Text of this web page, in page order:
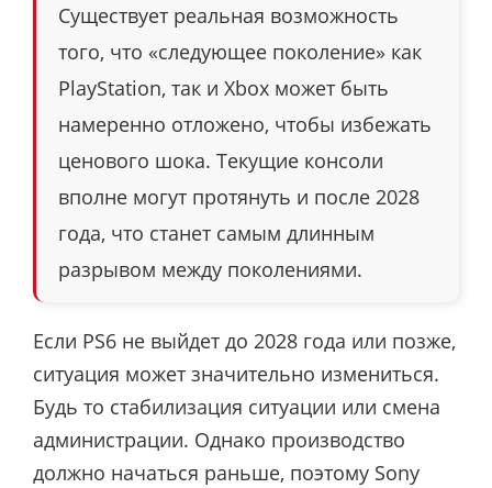
Существует реальная возможность
того, что «следующее поколение» как
PlayStation, так и Xbox может быть
намеренно отложено, чтобы избежать
ценового шока. Текущие консоли
вполне могут протянуть и после 2028
года, что станет самым длинным
разрывом между поколениями.
Если PS6 не выйдет до 2028 года или позже,
ситуация может значительно измениться.
Будь то стабилизация ситуации или смена
администрации. Однако производство
должно начаться раньше, поэтому Sony